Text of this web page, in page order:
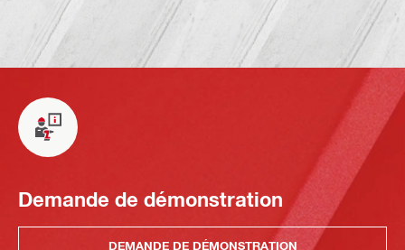
Demande de démonstration
DEMANDE DE DÉMONSTRATION